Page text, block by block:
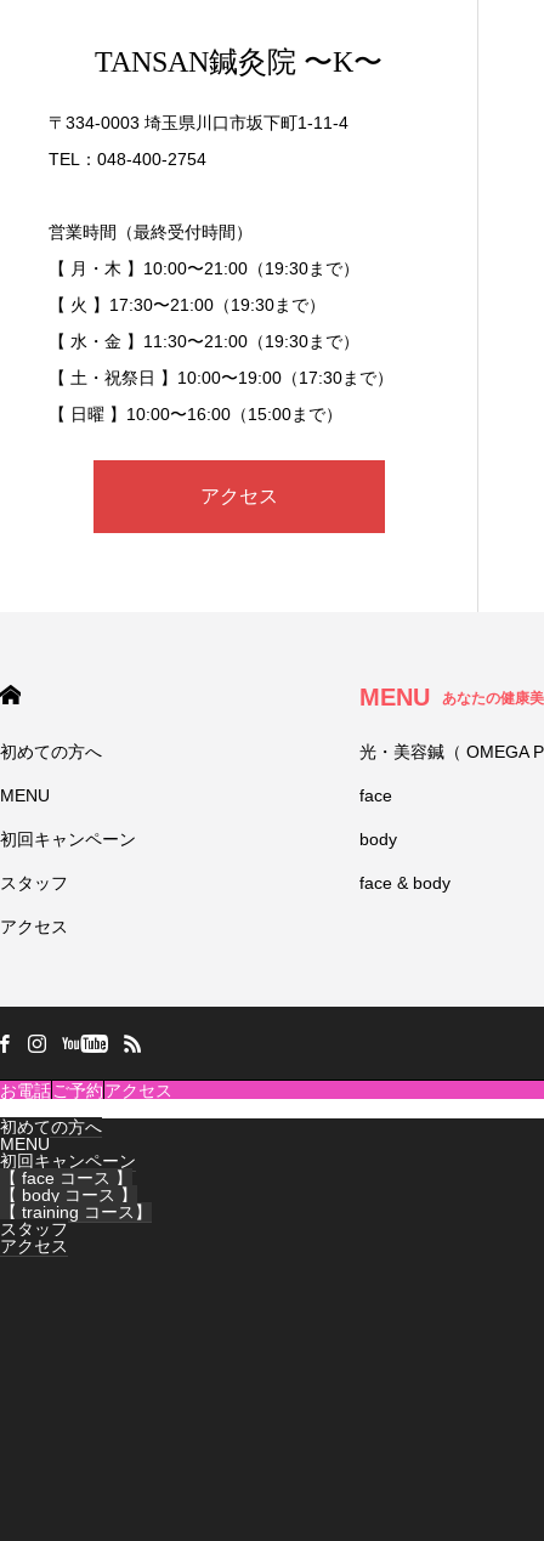
TANSAN鍼灸院 〜K〜
〒334-0003 埼玉県川口市坂下町1-11-4
TEL：048-400-2754
営業時間（最終受付時間）
【 月・木 】10:00〜21:00（19:30まで）
【 火 】17:30〜21:00（19:30まで）
【 水・金 】11:30〜21:00（19:30まで）
【 土・祝祭日 】10:00〜19:00（17:30まで）
【 日曜 】10:00〜16:00（15:00まで）
アクセス
初めての方へ
MENU
初回キャンペーン
スタッフ
アクセス
MENU あなたの健康
光・美容鍼（ OMEGA
face
body
face & body
お電話 ご予約 アクセス
初めての方へ
MENU
初回キャンペーン
【 face コース 】
【 body コース 】
【 training コース】
スタッフ
アクセス